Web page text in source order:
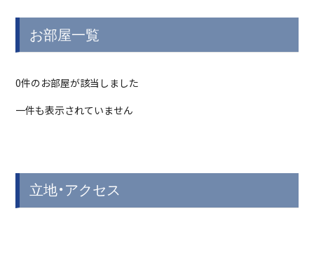
お部屋一覧
0件のお部屋が該当しました
一件も表示されていません
立地・アクセス